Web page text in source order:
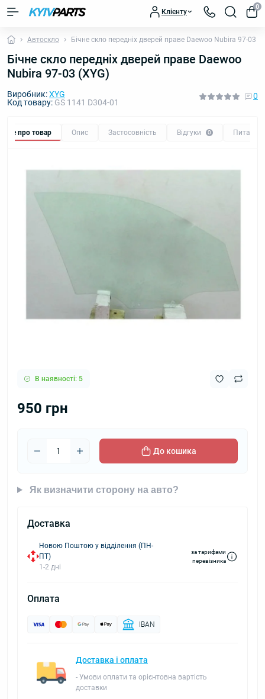
Клієнту
0
Автоскло Бічне скло передніх дверей праве Daewoo Nubira 97-03
Бічне скло передніх дверей праве Daewoo
Nubira 97-03 (XYG)
Виробник:XYG
Код товару: GS 1141 D304-01
0
Все про товар Опис Застосовність Відгуки 0 Питання
В наявності: 5
950 грн
До кошика
Як визначити сторону на авто?
Доставка
Новою Поштою у відділення (ПН-
ПТ)
1-2 дні
за тарифами
перевізника
Оплата
IBAN
Доставка і оплата
- Умови оплати та орієнтовна вартість
доставки